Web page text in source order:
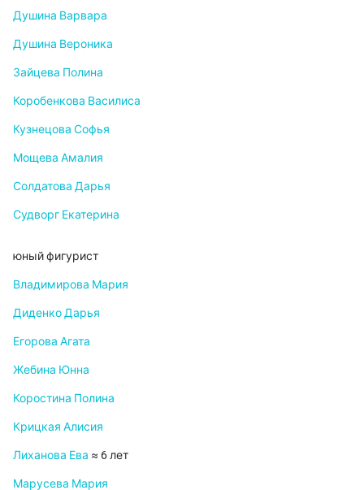
Душина Варвара
Душина Вероника
Зайцева Полина
Коробенкова Василиса
Кузнецова Софья
Мощева Амалия
Солдатова Дарья
Судворг Екатерина
юный фигурист
Владимирова Мария
Диденко Дарья
Егорова Агата
Жебина Юнна
Коростина Полина
Крицкая Алисия
Лиханова Ева ≈ 6 лет
Марусева Мария